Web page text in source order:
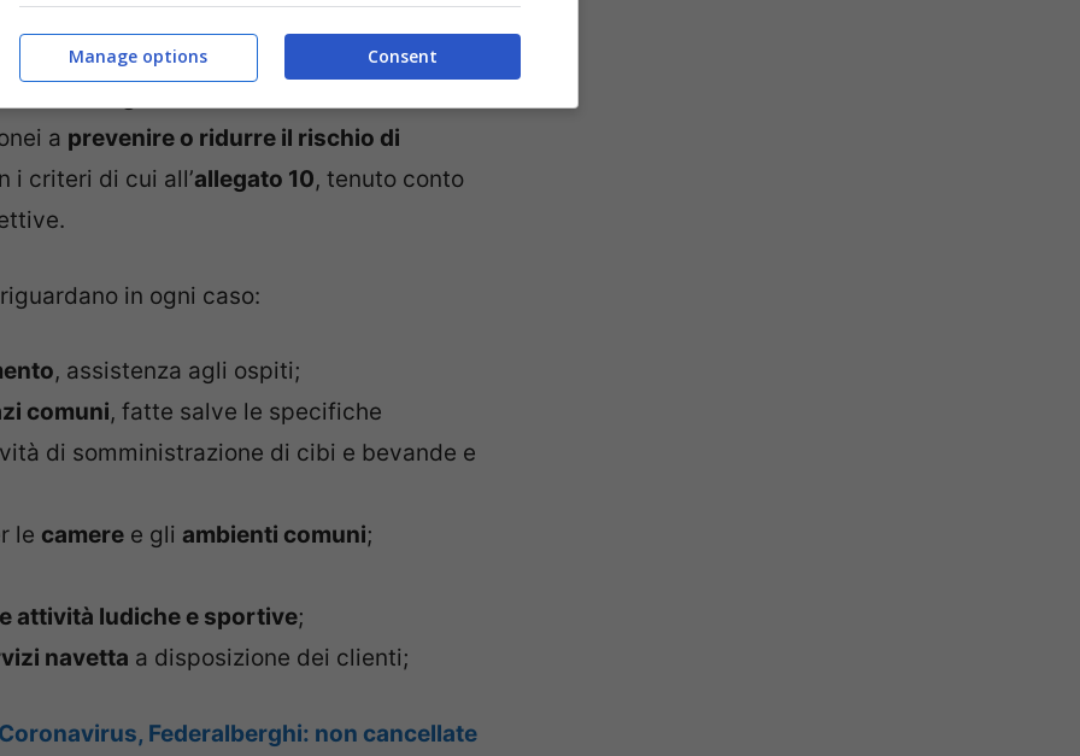
sociale, garantendo comunque la
un metro negli spazi comuni
, nelrispetto
dalle
a prevenire o ridurre il rischio di
i criteri di cui all’allegato 10, tenuto conto
in ogni caso:
, assistenza agli ospiti;
comuni, fatte salve le specifiche
di somministrazione di cibi e bevande e
le camere e gli ambienti comuni;
attività ludiche e sportive;
navetta a disposizione dei clienti;
Federalberghi: non cancellate
Consent
Manage options